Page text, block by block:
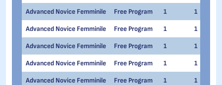
Advanced Novice Femminile Free Program 1 1
Advanced Novice Femminile Free Program 1 1
Advanced Novice Femminile Free Program 1 1
Advanced Novice Femminile Free Program 1 1
Advanced Novice Femminile Free Program 1 1